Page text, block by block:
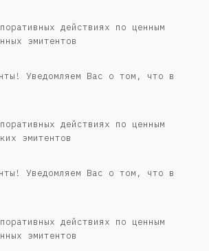
действиях по ценным
эмитентов
Уведомляем Вас о том, что в
действиях по ценным
эмитентов
Уведомляем Вас о том, что в
действиях по ценным
эмитентов